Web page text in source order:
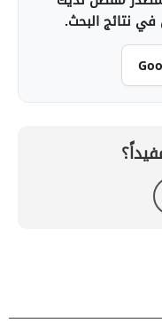
في نتائج البحث.